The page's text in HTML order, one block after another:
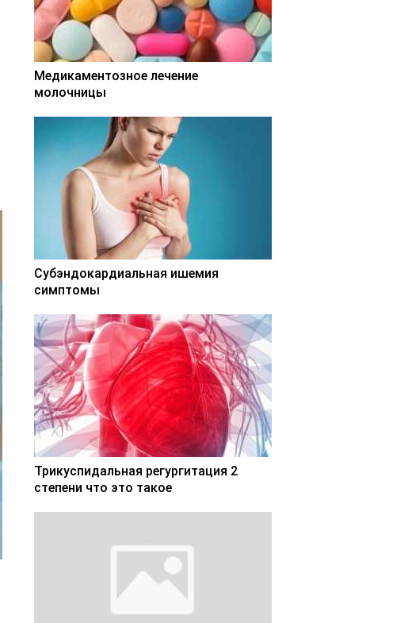
Медикаментозное лечение
молочницы
Субэндокардиальная ишемия
симптомы
Трикуспидальная регургитация 2
степени что это такое